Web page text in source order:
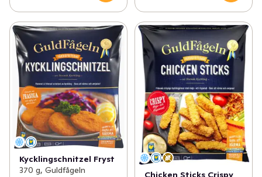
Kycklingschnitzel Fryst
370 g, Guldfågeln
Chicken Sticks Crispy